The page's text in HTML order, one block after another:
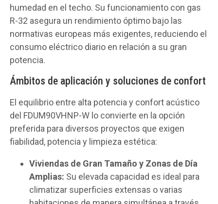
humedad en el techo. Su funcionamiento con gas
R-32 asegura un rendimiento óptimo bajo las
normativas europeas más exigentes, reduciendo el
consumo eléctrico diario en relación a su gran
potencia.
Ámbitos de aplicación y soluciones de confort
El equilibrio entre alta potencia y confort acústico
del FDUM90VHNP-W lo convierte en la opción
preferida para diversos proyectos que exigen
fiabilidad, potencia y limpieza estética:
Viviendas de Gran Tamaño y Zonas de Día
Amplias: Su elevada capacidad es ideal para
climatizar superficies extensas o varias